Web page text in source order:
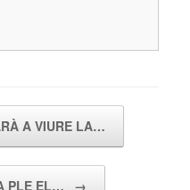
A VIURE LA…
PLE EL… →